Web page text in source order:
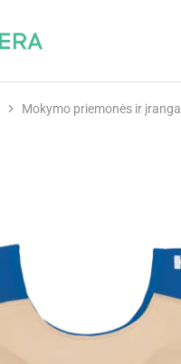
Mokymo priemonės ir įranga